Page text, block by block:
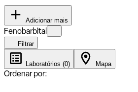
Adicionar mais
Fenobarbital
Filtrar
Laboratórios (0) Mapa
Ordenar por: